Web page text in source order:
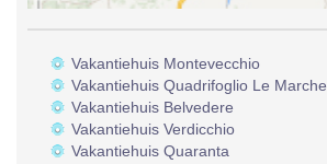
Vakantiehuis Montevecchio
Vakantiehuis Quadrifoglio Le Marche
Vakantiehuis Belvedere
Vakantiehuis Verdicchio
Vakantiehuis Quaranta